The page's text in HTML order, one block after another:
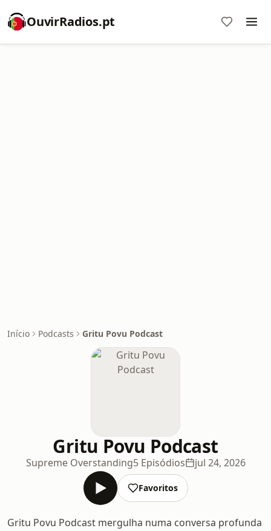
OuvirRadios.pt
Início Podcasts Gritu Povu Podcast
Gritu Povu Podcast
Supreme Overstanding5 Episódios jul 24, 2026
Favoritos
Gritu Povu Podcast mergulha numa conversa profunda